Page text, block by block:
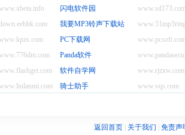
闪电软件园
我要MP3铃声下载站
PC下载网
Panda软件
www.rjzxw.com
软件自学网
www.vqs.com
骑士助手
返回首页| 关于我们
免责声